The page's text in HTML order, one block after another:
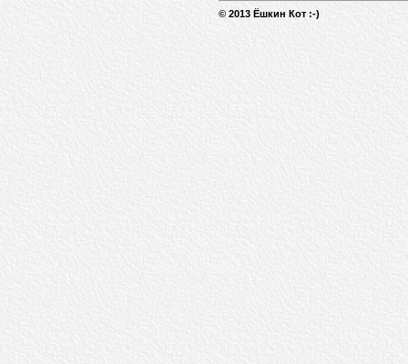
© 2013 Ёшкин Кот :-)